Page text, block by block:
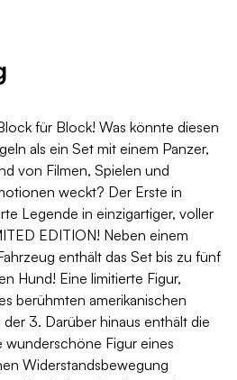
für Block! Was könnte diesen
als ein Set mit einem Panzer,
von Filmen, Spielen und
weckt? Der Erste in
Legende in einzigartiger, voller
EDITION! Neben einem
enthält das Set bis zu fünf
Hund! Eine limitierte Figur,
berühmten amerikanischen
3. Darüber hinaus enthält die
Figur eines
Widerstandsbewegung